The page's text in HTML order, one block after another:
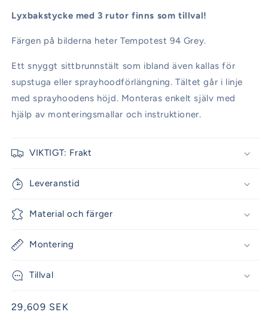
Lyxbakstycke med 3 rutor finns som tillval!
Färgen på bilderna heter Tempotest 94 Grey.
Ett snyggt sittbrunnstält som ibland även kallas för
supstuga eller sprayhoodförlängning. Tältet går i linje
med sprayhoodens höjd. Monteras enkelt själv med
hjälp av monteringsmallar och instruktioner.
VIKTIGT: Frakt
Leveranstid
Material och färger
Montering
Tillval
Ordinarie
29,609 SEK